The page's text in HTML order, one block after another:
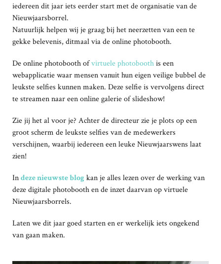
iedereen dit jaar iets eerder start met de organisatie van de
Nieuwjaarsborrel.
Natuurlijk helpen wij je graag bij het neerzetten van een te
gekke belevenis, ditmaal via de online photobooth.
De online photobooth ofvirtuele photoboothis een
webapplicatie waar mensen vanuit hun eigen veilige bubbel de
leukste selfies kunnen maken. Deze selfie is vervolgens direct
te streamen naar een online galerie of slideshow!
Zie jij het al voor je? Achter de directeur zie je plots op een
groot scherm de leukste selfies van de medewerkers
verschijnen, waarbij iedereen een leuke Nieuwjaarswens laat
zien!
Indeze nieuwste blog kan je alles lezen over de werking van
deze digitale photobooth en de inzet daarvan op virtuele
Nieuwjaarsborrels.
Laten we dit jaar goed starten en er werkelijk iets ongekend
van gaan maken.